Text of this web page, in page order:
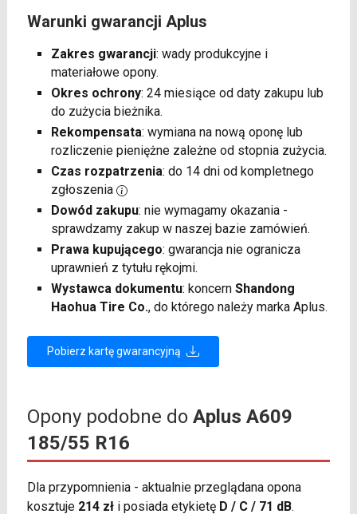
Warunki gwarancji Aplus
Zakres gwarancji: wady produkcyjne i
materiałowe opony.
Okres ochrony: 24 miesiące od daty zakupu lub
do zużycia bieżnika.
Rekompensata: wymiana na nową oponę lub
rozliczenie pieniężne zależne od stopnia zużycia.
Czas rozpatrzenia: do 14 dni od kompletnego
zgłoszenia
Dowód zakupu: nie wymagamy okazania -
sprawdzamy zakup w naszej bazie zamówień.
Prawa kupującego: gwarancja nie ogranicza
uprawnień z tytułu rękojmi.
Wystawca dokumentu: koncern Shandong
Haohua Tire Co., do którego należy marka Aplus.
Pobierz kartę gwarancyjną
Opony podobne do Aplus A609
185/55 R16
Dla przypomnienia - aktualnie przeglądana opona
kosztuje 214 złi posiada etykietę D / C / 71 dB.